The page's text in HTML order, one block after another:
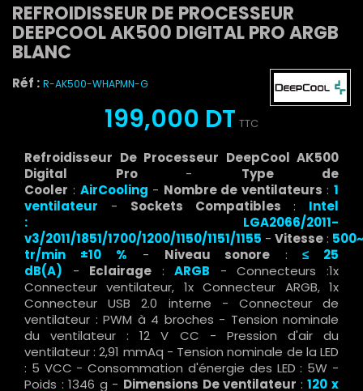
REFROIDISSEUR DE PROCESSEUR
DEEPCOOL AK500 DIGITAL PRO ARGB
BLANC
Réf : R-AK500-WHAPMN-G
199,000 DT TTC
Refroidisseur De Processeur DeepCool AK500
Digital Pro - Type de
Cooler : AirCooling - Nombre de ventilateurs: 1
ventilateur
- Sockets Compatibles : Intel
: LGA2066/2011-
v3/2011/1851/1700/1200/1150/1151/1155 - Vitesse:
tr/min ±10 % - Niveau sonore :
≤ 25
dB(A) - Eclairage :ARGB
- Connecteurs :1x
Connecteur ventilateur, 1x Connecteur ARGB, 1x
Connecteur USB 2.0 interne - Connecteur de
ventilateur : PWM à 4 broches - Tension nominale
du ventilateur : 12 V CC - Pression d'air du
ventilateur : 2,91 mmAq - Tension nominale de la LED
: 5 VCC - Consommation d'énergie des LED : 5W -
Poids : 1346 g - Dimensions De ventilateur :120 x